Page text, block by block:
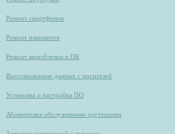
Ремонт смартфонов
Ремонт планшетов
Ремонт моноблоков и ПК
Восстановление данных с носителей
Установка и настройка ПО
Абонентское обслуживание оргтехники